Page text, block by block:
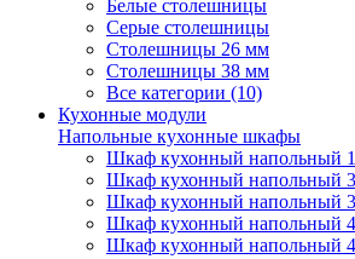
Белые столешницы
Серые столешницы
Столешницы 26 мм
Столешницы 38 мм
Все категории (10)
Кухонные модули
Напольные кухонные шкафы
Шкаф кухонный напольный
Шкаф кухонный напольный
Шкаф кухонный напольный
Шкаф кухонный напольный
Шкаф кухонный напольный